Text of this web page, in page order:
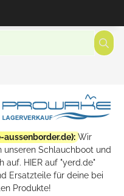
): Wir
unseren Schlauchboot und
auf. HIER auf "yerd.de"
Ersatzteile für deine bei
Produkte!